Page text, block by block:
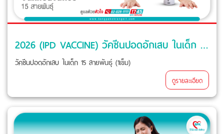
2026 (IPD VACCINE) วัคซีนปอดอักเสบ ในเด็ก 15 สายพันธุ์ (1เข็ม) ที่ โรงพยาบาลบางปะกอก รังสิต 2
วัคซีนปอดอักเสบ ในเด็ก 15 สายพันธุ์ (1เข็ม)
ดูรายละเอียด